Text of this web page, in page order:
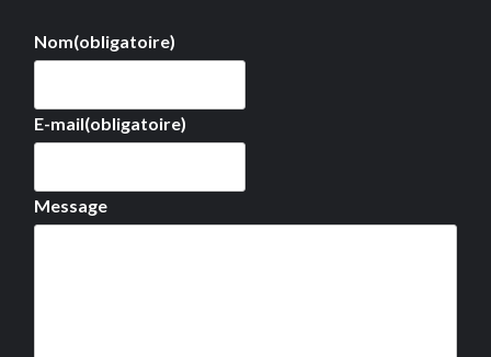
Nom(obligatoire)
E-mail(obligatoire)
Message